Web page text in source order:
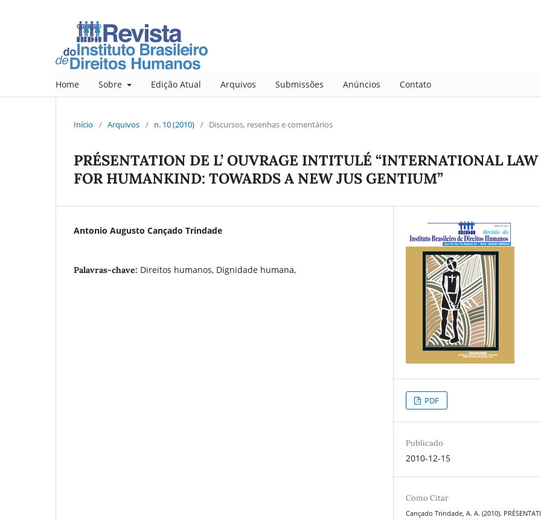
Home Sobre Edição Atual Arquivos Submissões Anúncios Contato
Início / Arquivos / n. 10 (2010) / Discursos, resenhas e comentários
PRÉSENTATION DE L’ OUVRAGE INTITULÉ “INTERNATIONAL LAW
FOR HUMANKIND: TOWARDS A NEW JUS GENTIUM”
Antonio Augusto Cançado Trindade
Palavras-chave: Direitos humanos, Dignidade humana,
PDF
Publicado
2010-12-15
Como Citar
Cançado Trindade, A. A. (2010).